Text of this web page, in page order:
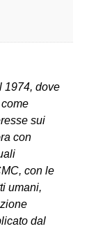
1974, dove
sui
con
con le
umani,
dal